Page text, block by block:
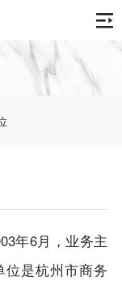
年6月，业务主
是杭州市商务